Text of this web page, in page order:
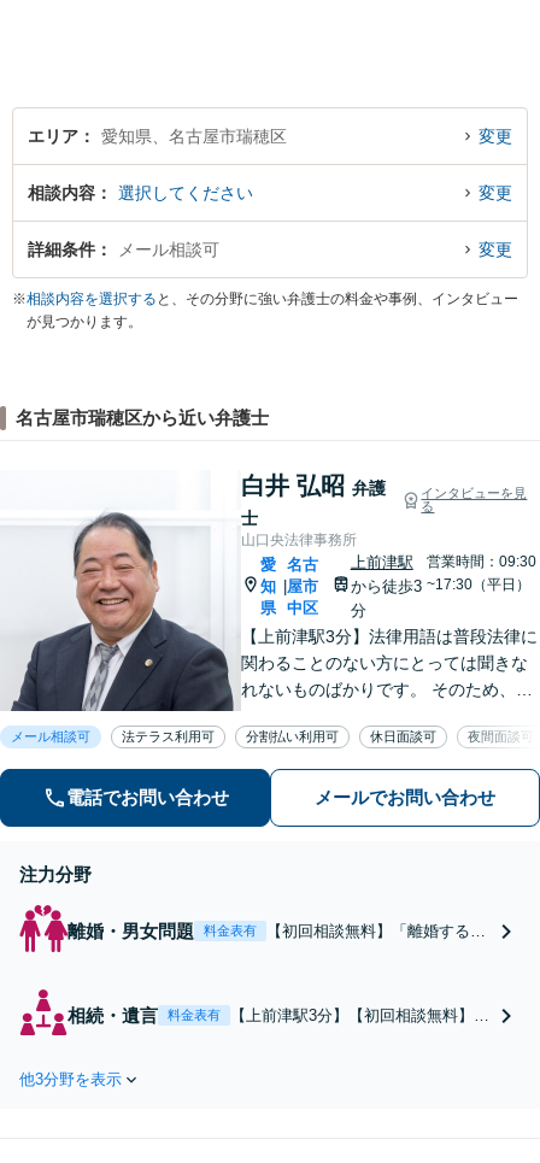
エリア 愛知県、名古屋市瑞穂区 変更
相談内容 選択してください 変更
詳細条件 メール相談可 変更
※相談内容を選択する と、その分野に強い弁護士の料金や事例、インタビュー
が見つかります。
名古屋市瑞穂区から近い弁護士
白井 弘昭 弁護
士
インタビューを見
る
山口央法律事務所
愛
知
県
名古
屋市
中区
上前津駅
から徒歩3
分
営業時間：09:30
~17:30（平日）
【上前津駅3分】法律用語は普段法律に
関わることのない方にとっては聞きな
れないものばかりです。 そのため、な
からの対応を説明させていただきま
す。最善の解決策は何なのかを共に考
え、解決までサポートさせていただき
ます。
メール相談可 法テラス利用可 分割払い利用可 休日面談可 夜間面談可
電話でお問い合わせ メールでお問い合わせ
注力分野
離婚・男女問題 料金表有
【初回相談無料】「離婚するか
者様の状況や希望に合わせた解
相続・遺言 料金表有
【上前津駅3分】【初回相談無料】感
いを大切に、次世代への円滑な財産
他3分野を表示